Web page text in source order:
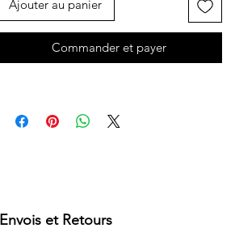
Ajouter au panier
Commander et payer
Envois et Retours